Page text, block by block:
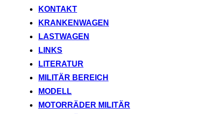
KONTAKT
KRANKENWAGEN
LASTWAGEN
LINKS
LITERATUR
MILITÄR BEREICH
MODELL
MOTORRÄDER MILITÄR